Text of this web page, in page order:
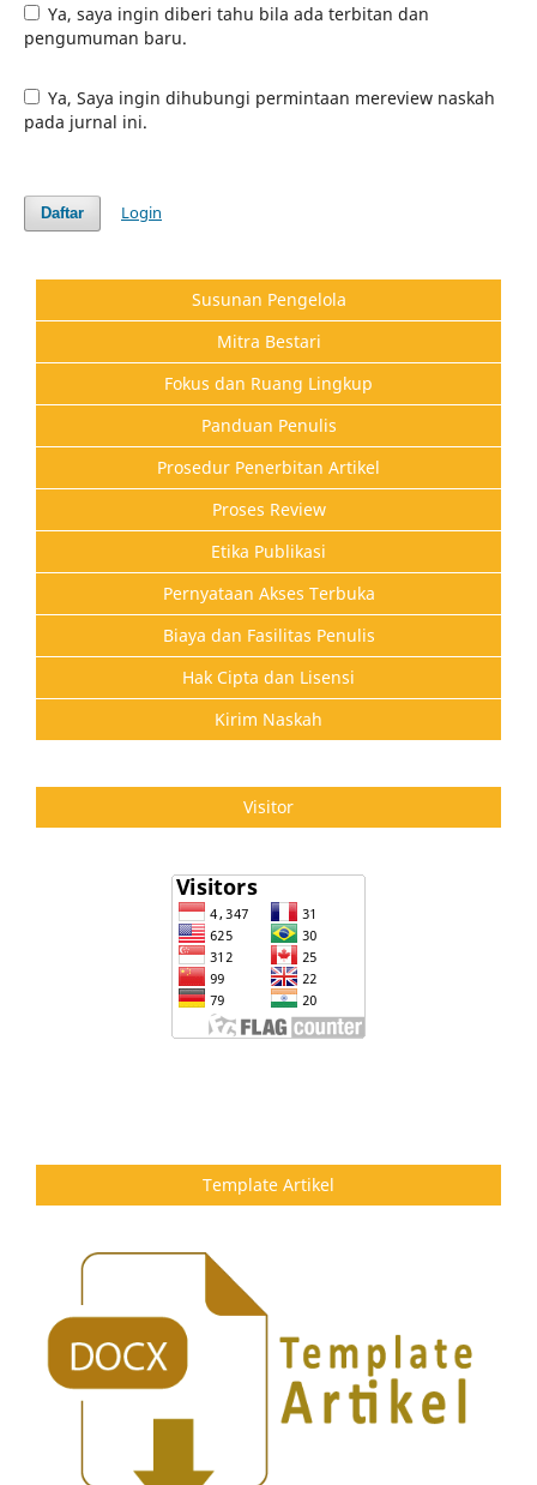
Ya, saya ingin diberi tahu bila ada terbitan dan
pengumuman baru.
Ya, Saya ingin dihubungi permintaan mereview naskah
pada jurnal ini.
Daftar Login
Susunan Pengelola
Mitra Bestari
Fokus dan Ruang Lingkup
Panduan Penulis
Prosedur Penerbitan Artikel
Proses Review
Etika Publikasi
Pernyataan Akses Terbuka
Biaya dan Fasilitas Penulis
Hak Cipta dan Lisensi
Kirim Naskah
Visitor
Template Artikel